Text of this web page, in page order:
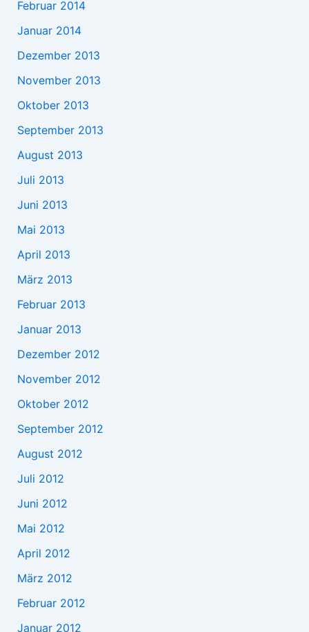
Februar 2014
Januar 2014
Dezember 2013
November 2013
Oktober 2013
September 2013
August 2013
Juli 2013
Juni 2013
Mai 2013
April 2013
März 2013
Februar 2013
Januar 2013
Dezember 2012
November 2012
Oktober 2012
September 2012
August 2012
Juli 2012
Juni 2012
Mai 2012
April 2012
März 2012
Februar 2012
Januar 2012